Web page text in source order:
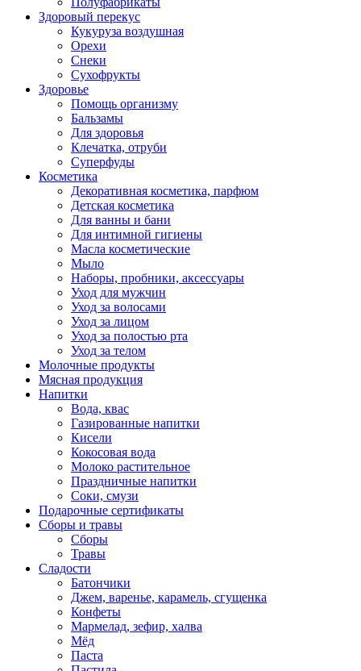
Здоровый перекус
Кукуруза воздушная
Орехи
Снеки
Сухофрукты
Здоровье
Помощь организму
Бальзамы
Для здоровья
Клечатка, отруби
Суперфуды
Косметика
Декоративная косметика, парфюм
Детская косметика
Для ванны и бани
Для интимной гигиены
Масла косметические
Мыло
Наборы, пробники, аксессуары
Уход для мужчин
Уход за волосами
Уход за лицом
Уход за полостью рта
Уход за телом
Молочные продукты
Мясная продукция
Напитки
Вода, квас
Газированные напитки
Кисели
Кокосовая вода
Молоко растительное
Праздничные напитки
Соки, смузи
Подарочные сертификаты
Сборы и травы
Сборы
Травы
Сладости
Батончики
Джем, варенье, карамель, сгущенка
Конфеты
Мармелад, зефир, халва
Мёд
Паста